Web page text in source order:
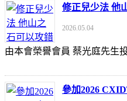
修正兒少法 他
2026.05.04
由本會榮譽會員 蔡光庭先生
參加2026